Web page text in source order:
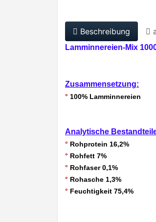
Beschreibung
Lamminnereien-Mix
Zusammensetzung:
° 100% Lamminnereien
Analytische
° Rohprotein 16,2%
° Rohfett 7%
° Rohfaser 0,1%
° Rohasche 1,3%
° Feuchtigkeit 75,4%